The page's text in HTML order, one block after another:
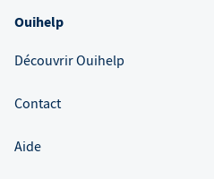
Ouihelp
Découvrir Ouihelp
Contact
Aide